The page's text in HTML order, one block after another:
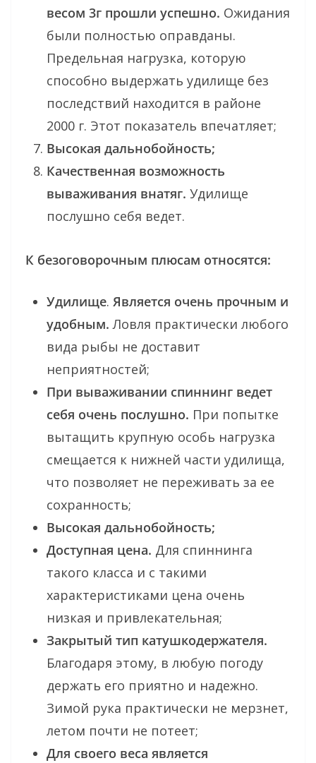
весом 3г прошли успешно. Ожидания
были полностью оправданы.
Предельная нагрузка, которую
способно выдержать удилище без
последствий находится в районе
2000 г. Этот показатель впечатляет;
Высокая дальнобойность;
Качественная возможность
вываживания внатяг. Удилище
послушно себя ведет.
К безоговорочным плюсам относятся:
Удилище. Является очень прочным и
удобным. Ловля практически любого
вида рыбы не доставит
неприятностей;
При вываживании спиннинг ведет
себя очень послушно. При попытке
вытащить крупную особь нагрузка
смещается к нижней части удилища,
что позволяет не переживать за ее
сохранность;
Высокая дальнобойность;
Доступная цена. Для спиннинга
такого класса и с такими
характеристиками цена очень
низкая и привлекательная;
Закрытый тип катушкодержателя.
Благодаря этому, в любую погоду
держать его приятно и надежно.
Зимой рука практически не мерзнет,
летом почти не потеет;
Для своего веса является